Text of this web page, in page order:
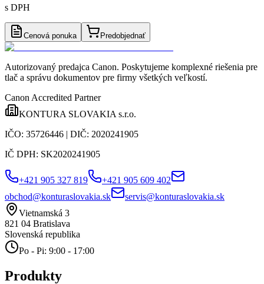
s DPH
Cenová ponuka Predobjednať
Autorizovaný predajca Canon. Poskytujeme komplexné riešenia pre
tlač a správu dokumentov pre firmy všetkých veľkostí.
Canon Accredited Partner
KONTURA SLOVAKIA s.r.o.
IČO: 35726446 | DIČ: 2020241905
IČ DPH: SK2020241905
+421 905 327 819
+421 905 609 402
obchod@konturaslovakia.sk
servis@konturaslovakia.sk
Vietnamská 3
821 04 Bratislava
Slovenská republika
Po - Pi: 9:00 - 17:00
Produkty